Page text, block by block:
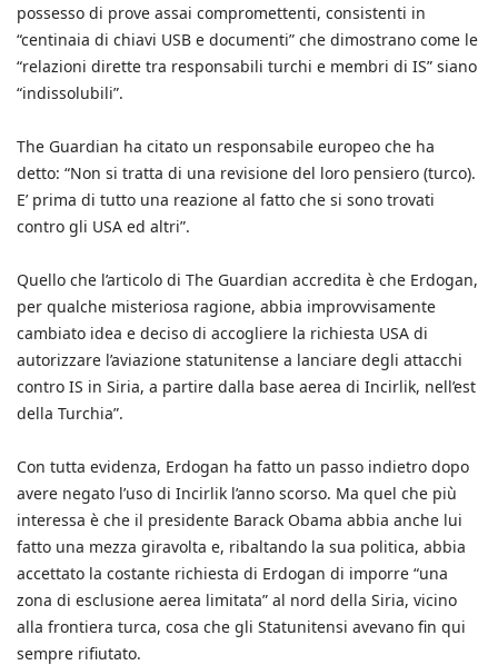
possesso di prove assai compromettenti, consistenti in
“centinaia di chiavi USB e documenti” che dimostrano come le
“relazioni dirette tra responsabili turchi e membri di IS” siano
“indissolubili”.
The Guardian ha citato un responsabile europeo che ha
detto: “Non si tratta di una revisione del loro pensiero (turco).
E’ prima di tutto una reazione al fatto che si sono trovati
contro gli USA ed altri”.
Quello che l’articolo di The Guardian accredita è che Erdogan,
per qualche misteriosa ragione, abbia improvvisamente
cambiato idea e deciso di accogliere la richiesta USA di
autorizzare l’aviazione statunitense a lanciare degli attacchi
contro IS in Siria, a partire dalla base aerea di Incirlik, nell’est
della Turchia”.
Con tutta evidenza, Erdogan ha fatto un passo indietro dopo
avere negato l’uso di Incirlik l’anno scorso. Ma quel che più
interessa è che il presidente Barack Obama abbia anche lui
fatto una mezza giravolta e, ribaltando la sua politica, abbia
accettato la costante richiesta di Erdogan di imporre “una
zona di esclusione aerea limitata” al nord della Siria, vicino
alla frontiera turca, cosa che gli Statunitensi avevano fin qui
sempre rifiutato.